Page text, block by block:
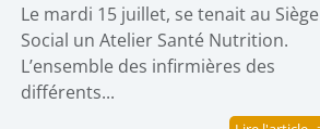
Le mardi 15 juillet, se tenait au Siège
Social un Atelier Santé Nutrition.
L’ensemble des infirmières des
différents...